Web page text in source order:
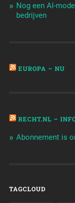
Nog een AI-
bedrijven
EUROPA – NU
RECHT.NL –
Abonnement is
TAGCLOUD